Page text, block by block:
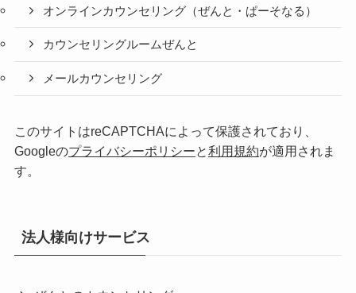
オンラインカウンセリング（ぜんと・ぱーそなる）
カウンセリングルームぜんと
メールカウンセリング
このサイトはreCAPTCHAによって保護されており、
Googleのプライバシーポリシーと利用規約が適用されま
す。
法人様向けサービス